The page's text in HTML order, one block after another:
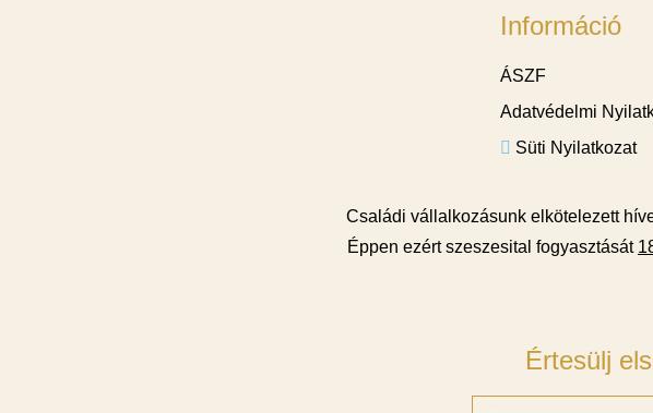
Információ
ÁSZF
Adatvédelmi
Süti Nyilatkozat
Családi vállalkozásunk elkötelezett
Éppen ezért szeszesital fogyasztását
Értesülj